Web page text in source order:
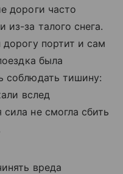
дороги часто
за талого снега.
портит и сам
была
соблюдать тишину:
вслед
не смогла сбить
вреда